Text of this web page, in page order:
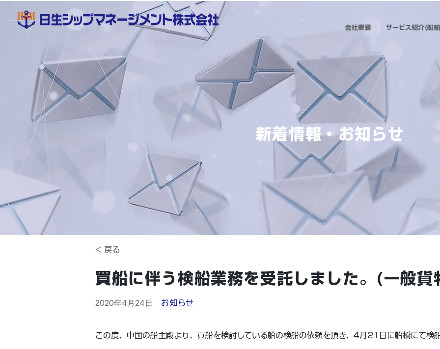
会社概要 サービス紹介(船
新着情報・お知らせ
< 戻る
買船に伴う検船業務を受託しました。(一般貨
2020年4月24日 お知らせ
この度、中国の船主殿より、買船を検討している船の検船の依頼を頂き、4月21日に船橋にて検